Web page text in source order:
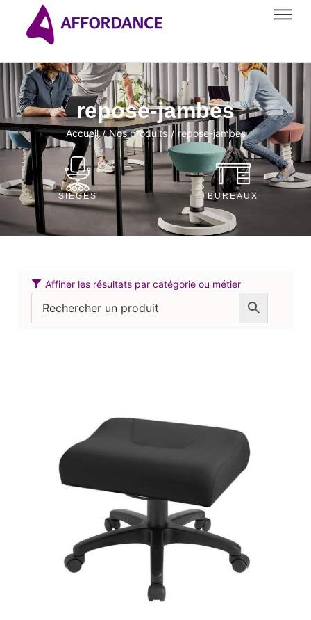
repose-jambes
Accueil / Nos produits / repose-jambes
SIÈGES BUREAUX
Affiner les résultats par catégorie ou métier